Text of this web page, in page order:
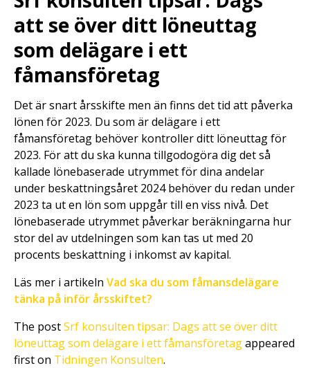
att se över ditt löneuttag
som delägare i ett
fåmansföretag
Det är snart årsskifte men än finns det tid att påverka
lönen för 2023. Du som är delägare i ett
fåmansföretag behöver kontroller ditt löneuttag för
2023. För att du ska kunna tillgodogöra dig det så
kallade lönebaserade utrymmet för dina andelar
under beskattningsåret 2024 behöver du redan under
2023 ta ut en lön som uppgår till en viss nivå. Det
lönebaserade utrymmet påverkar beräkningarna hur
stor del av utdelningen som kan tas ut med 20
procents beskattning i inkomst av kapital.
Läs mer i artikeln Vad ska du som fåmansdelägare
tänka på inför årsskiftet?
The postSrf konsulten tipsar: Dags att se över ditt
löneuttag som delägare i ett fåmansföretagappeared
first on Tidningen Konsulten.